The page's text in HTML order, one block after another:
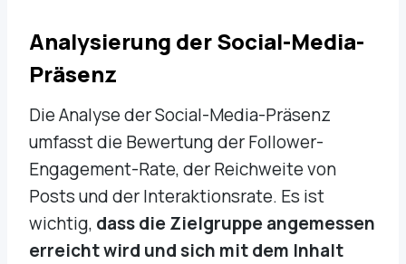
Analysierung der Social-Media-
Präsenz
Die Analyse der Social-Media-Präsenz
umfasst die Bewertung der Follower-
Engagement-Rate, der Reichweite von
Posts und der Interaktionsrate. Es ist
wichtig, dass die Zielgruppe angemessen
erreicht wird und sich mit dem Inhalt